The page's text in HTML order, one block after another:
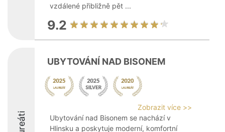
vzdálené přibližně pět ...
9.2
UBYTOVÁNÍ NAD BISONEM
Zobrazit více >>
Ubytování nad Bisonem se nachází v
Hlinsku a poskytuje moderní, komfortní